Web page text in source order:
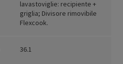
lavastoviglie: recipiente +
griglia; Divisore rimovibile
Flexcook.
36.1